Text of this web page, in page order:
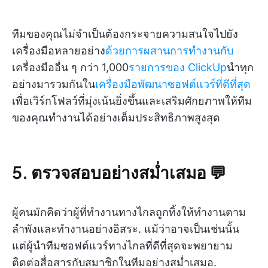
ทีมของคุณไม่จำเป็นต้องกระจายความสนใจไปยัง
เครื่องมือหลายอย่างด้วยการผสานการทำงานกับ
เครื่องมืออื่น ๆ กว่า 1,000รายการของ ClickUpนำทุก
อย่างมารวมกันในเครื่องมือพัฒนาซอฟต์แวร์ที่ดีที่สุด
เพื่อเวิร์กโฟลว์ที่มุ่งเน้นยิ่งขึ้นและเสริมศักยภาพให้ทีม
ของคุณทำงานได้อย่างเต็มประสิทธิภาพสูงสุด
5. ตรวจสอบอย่างสม่ำเสมอ 💬
ผู้คนมักคิดว่าผู้ที่ทำงานทางไกลถูกทิ้งให้ทำงานตาม
ลำพังและทำงานอย่างอิสระ. แม้ว่าอาจเป็นเช่นนั้น
แต่ผู้นำทีมซอฟต์แวร์ทางไกลที่ดีที่สุดจะพยายาม
ติดต่อสื่อสารกับสมาชิกในทีมอย่างสม่ำเสมอ.